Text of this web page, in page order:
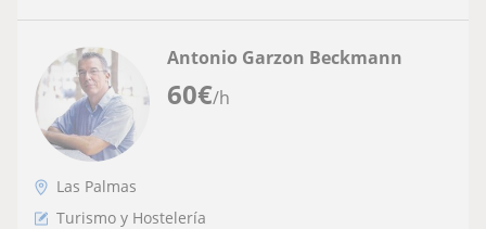
60€/h
Antonio Garzon Beckmann
Las Palmas
Turismo y Hostelería